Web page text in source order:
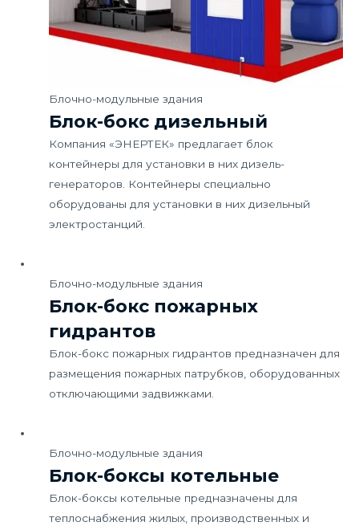
Блочно-модульные здания
Блок-бокс дизельный
Компания «ЭНЕРТЕК» предлагает блок
контейнеры для установки в них дизель-
генераторов. Контейнеры специально
оборудованы для установки в них дизельный
электростанций.
Блочно-модульные здания
Блок-бокс пожарных
гидрантов
Блок-бокс пожарных гидрантов предназначен для
размещения пожарных патрубков, оборудованных
отключающими задвижками.
Блочно-модульные здания
Блок-боксы котельные
Блок-боксы котельные предназначены для
теплоснабжения жилых, производственных и